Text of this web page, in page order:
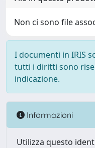
Non ci sono file
I documenti in IRIS
tutti i diritti sono
indicazione.
Informazioni
Utilizza questo